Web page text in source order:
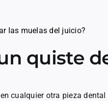
las muelas del juicio?
quiste
cualquier otra pieza